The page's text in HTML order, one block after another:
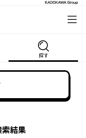
探す
結果